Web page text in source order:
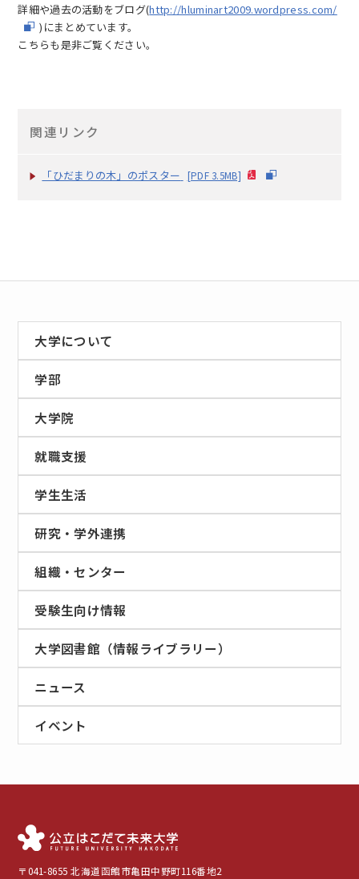
詳細や過去の活動をブログ(http://hluminart2009.wordpress.com/
)にまとめています。
こちらも是非ご覧ください。
関連リンク
「ひだまりの木」のポスター [PDF 3.5MB]
大学について
学部
大学院
就職支援
学生生活
研究・学外連携
組織・センター
受験生向け情報
大学図書館（情報ライブラリー）
ニュース
イベント
〒041-8655 北海道函館市亀田中野町116番地2